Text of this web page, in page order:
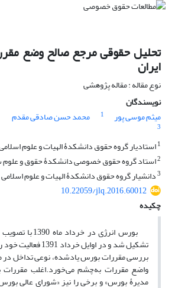
تحلیل حقوقی مرجع صالح وضع
ایران
نوع مقاله : مقاله پژوهشی
نویسندگان
میثم موسی پور
1 محمد حسن صادقی مقدم
3
1استادیار گروه حقوق دانشکدۀ الهیات و علوم
2استاد گروه حقوق خصوصی دانشکدۀ حقوق و علوم
3دانشیار گروه حقوق دانشکدۀ الهیات و علوم اسلامی
10.22059/jlq.2016.60012
چکیده
بورس انرژی در
تشکیل شد و در اوایل
بررسی مقررات بورس یادشده، نوعی تداخل
واضع مقررات به‌چشم می‌خورد.اغلب مقررات
مدیرۀ بورس» و برخی را نیز «شورای عالی